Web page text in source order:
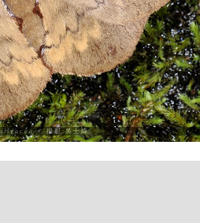
♂ 攝影:吳士緯